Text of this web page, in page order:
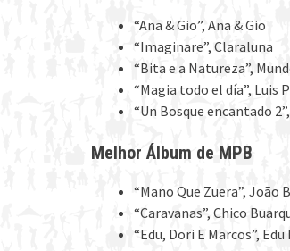
“Ana & Gio”, Ana & Gio
“Imaginare”, Claraluna
“Bita e a Natureza”,
“Magia todo el día”, Luis
“Un Bosque encantado
Melhor Álbum de MPB
“Mano Que Zuera”, João
“Caravanas”, Chico
“Edu, Dori E Marcos”,